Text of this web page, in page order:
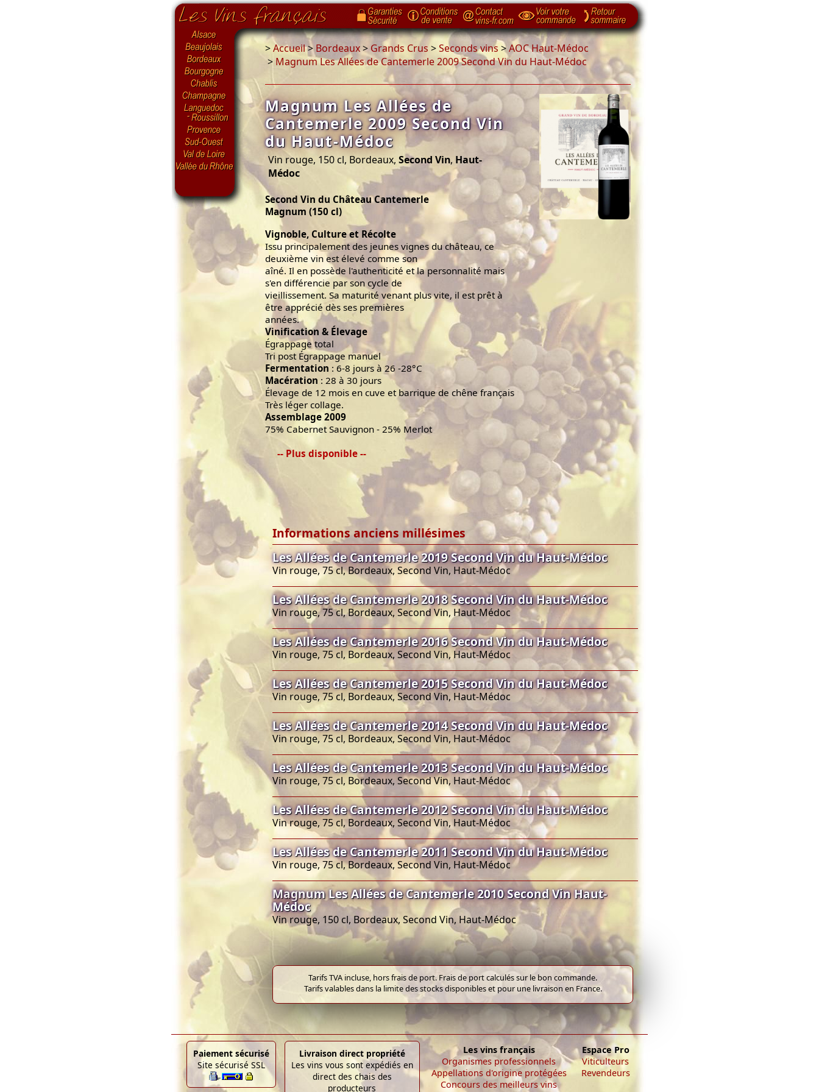
>Accueil>Bordeaux> Grands Crus >Seconds vins >AOC Haut-Médoc
> Magnum Les Allées de Cantemerle 2009 Second Vin du Haut-Médoc
Magnum Les Allées de
Cantemerle 2009 Second Vin
du Haut-Médoc
Vin rouge, 150 cl, Bordeaux, Second Vin, Haut-
Médoc
Second Vin du Château Cantemerle
Magnum (150 cl)
Vignoble, Culture et Récolte
Issu principalement des jeunes vignes du château, ce
deuxième vin est élevé comme son
aîné. Il en possède l'authenticité et la personnalité mais
s'en différencie par son cycle de
vieillissement. Sa maturité venant plus vite, il est prêt à
être apprécié dès ses premières
années.
Vinification & Élevage
Égrappage total
Tri post Égrappage manuel
Fermentation : 6-8 jours à 26 -28°C
Macération : 28 à 30 jours
Élevage de 12 mois en cuve et barrique de chêne français
Très léger collage.
Assemblage 2009
75% Cabernet Sauvignon - 25% Merlot
-- Plus disponible --
Informations anciens millésimes
Les Allées de Cantemerle 2019 Second Vin du Haut-Médoc
Vin rouge, 75 cl, Bordeaux, Second Vin, Haut-Médoc
Les Allées de Cantemerle 2018 Second Vin du Haut-Médoc
Vin rouge, 75 cl, Bordeaux, Second Vin, Haut-Médoc
Les Allées de Cantemerle 2016 Second Vin du Haut-Médoc
Vin rouge, 75 cl, Bordeaux, Second Vin, Haut-Médoc
Les Allées de Cantemerle 2015 Second Vin du Haut-Médoc
Vin rouge, 75 cl, Bordeaux, Second Vin, Haut-Médoc
Les Allées de Cantemerle 2014 Second Vin du Haut-Médoc
Vin rouge, 75 cl, Bordeaux, Second Vin, Haut-Médoc
Les Allées de Cantemerle 2013 Second Vin du Haut-Médoc
Vin rouge, 75 cl, Bordeaux, Second Vin, Haut-Médoc
Les Allées de Cantemerle 2012 Second Vin du Haut-Médoc
Vin rouge, 75 cl, Bordeaux, Second Vin, Haut-Médoc
Les Allées de Cantemerle 2011 Second Vin du Haut-Médoc
Vin rouge, 75 cl, Bordeaux, Second Vin, Haut-Médoc
Magnum Les Allées de Cantemerle 2010 Second Vin Haut-
Médoc
Vin rouge, 150 cl, Bordeaux, Second Vin, Haut-Médoc
Tarifs TVA incluse, hors frais de port. Frais de port calculés sur le bon commande.
Tarifs valables dans la limite des stocks disponibles et pour une livraison en France.
Paiement sécurisé
Site sécurisé SSL
Livraison direct propriété
Les vins vous sont expédiés en
direct des chais des
producteurs
Les vins français
Organismes professionnels
Appellations d'origine protégées
Concours des meilleurs vins
Espace Pro
Viticulteurs
Revendeurs